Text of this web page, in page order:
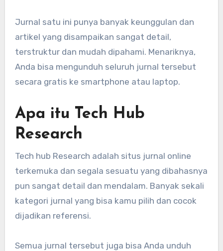
Jurnal satu ini punya banyak keunggulan dan
artikel yang disampaikan sangat detail,
terstruktur dan mudah dipahami. Menariknya,
Anda bisa mengunduh seluruh jurnal tersebut
secara gratis ke smartphone atau laptop.
Apa itu Tech Hub
Research
Tech hub Research adalah situs jurnal online
terkemuka dan segala sesuatu yang dibahasnya
pun sangat detail dan mendalam. Banyak sekali
kategori jurnal yang bisa kamu pilih dan cocok
dijadikan referensi.
Semua jurnal tersebut juga bisa Anda unduh